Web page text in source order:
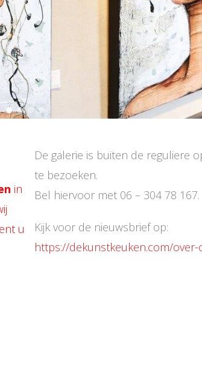
in
u
De galerie is buiten de reguliere
te bezoeken.
Bel hiervoor met 06 – 304 78 167.
Kijk voor de nieuwsbrief op:
https://dekunstkeuken.com/